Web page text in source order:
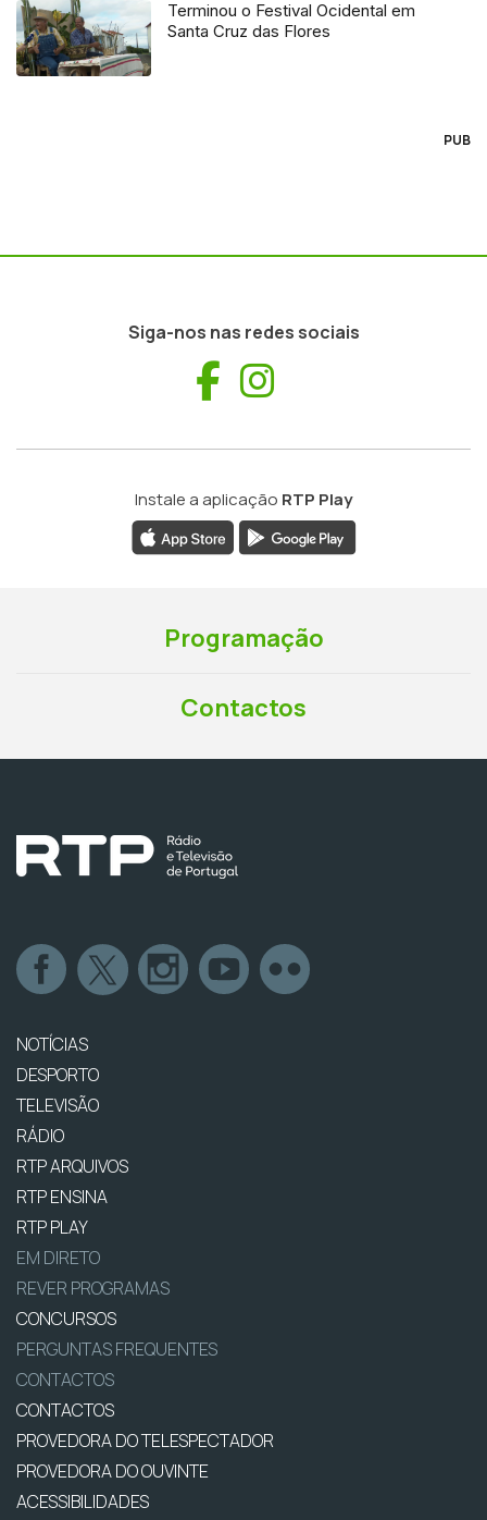
Terminou o Festival Ocidental em
Santa Cruz das Flores
PUB
Siga-nos nas redes sociais
Facebook
Instale a aplicação RTP Play
Programação
Contactos
NOTÍCIAS
DESPORTO
TELEVISÃO
RÁDIO
RTP ARQUIVOS
RTP ENSINA
RTP PLAY
EM DIRETO
REVER PROGRAMAS
CONCURSOS
PERGUNTAS FREQUENTES
CONTACTOS
CONTACTOS
PROVEDORA DO TELESPECTADOR
PROVEDORA DO OUVINTE
ACESSIBILIDADES